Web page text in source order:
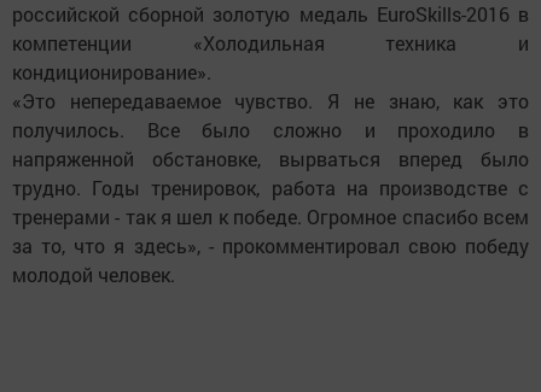
российской сборной золотую медаль EuroSkills-2016 в
компетенции «Холодильная техника и
кондиционирование».
«Это непередаваемое чувство. Я не знаю, как это
получилось. Все было сложно и проходило в
напряженной обстановке, вырваться вперед было
трудно. Годы тренировок, работа на производстве с
тренерами - так я шел к победе. Огромное спасибо всем
за то, что я здесь», - прокомментировал свою победу
молодой человек.